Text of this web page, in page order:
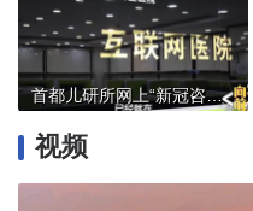
首都儿研所网上“新冠咨询”，挂号1次可咨询20个问题
视频